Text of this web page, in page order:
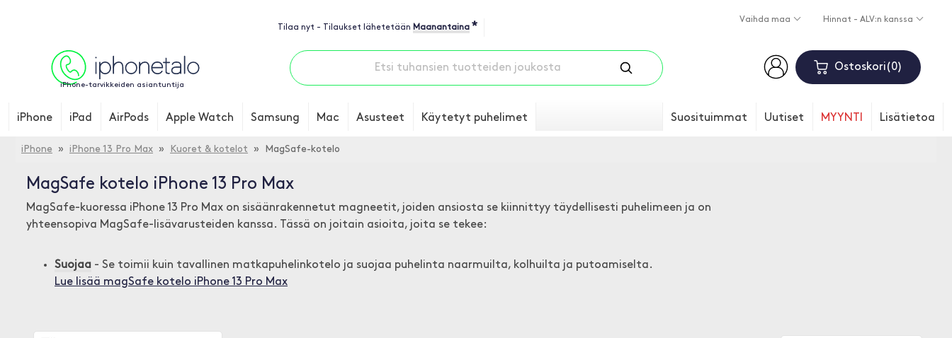
Tilaa nyt - Tilaukset lähetetään Maanantaina *
Vaihda maa Hinnat - ALV:n kanssa
iPhone-tarvikkeiden asiantuntija
Ostoskori 0
iPhone iPad AirPods Apple Watch Samsung Mac Asusteet Käytetyt puhelimet Suosituimmat Uutiset MYYNTI Lisätietoa
iPhone » iPhone 13 Pro Max » Kuoret & kotelot » MagSafe-kotelo
MagSafe kotelo iPhone 13 Pro Max
MagSafe-kuoressa iPhone 13 Pro Max on sisäänrakennetut magneetit, joiden ansiosta se kiinnittyy täydellisesti puhelimeen ja on
yhteensopiva MagSafe-lisävarusteiden kanssa. Tässä on joitain asioita, joita se tekee:
Suojaa - Se toimii kuin tavallinen matkapuhelinkotelo ja suojaa puhelinta naarmuilta, kolhuilta ja putoamiselta.
Lue lisää magSafe kotelo iPhone 13 Pro Max